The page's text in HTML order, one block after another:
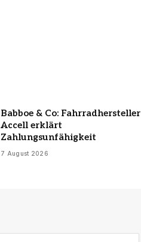
Babboe & Co: Fahrradhersteller
Accell erklärt
Zahlungsunfähigkeit
7 August 2026